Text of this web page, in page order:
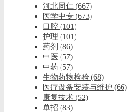
河北同仁 (667)
医学中专 (673)
口腔 (101)
护理 (101)
药剂 (86)
中医 (57)
中药 (57)
生物药物检验 (68)
医疗设备安装与维护 (66)
康复技术 (52)
单招 (83)